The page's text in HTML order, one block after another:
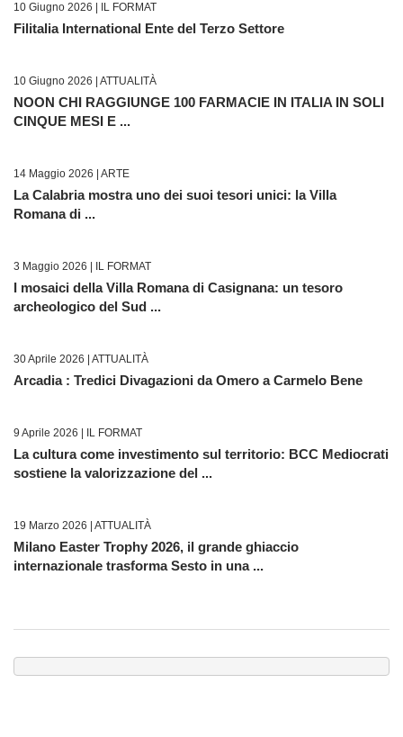
10 Giugno 2026 | IL FORMAT
Filitalia International Ente del Terzo Settore
10 Giugno 2026 | ATTUALITÀ
NOON CHI RAGGIUNGE 100 FARMACIE IN ITALIA IN SOLI
CINQUE MESI E ...
14 Maggio 2026 | ARTE
La Calabria mostra uno dei suoi tesori unici: la Villa
Romana di ...
3 Maggio 2026 | IL FORMAT
I mosaici della Villa Romana di Casignana: un tesoro
archeologico del Sud ...
30 Aprile 2026 | ATTUALITÀ
Arcadia : Tredici Divagazioni da Omero a Carmelo Bene
9 Aprile 2026 | IL FORMAT
La cultura come investimento sul territorio: BCC Mediocrati
sostiene la valorizzazione del ...
19 Marzo 2026 | ATTUALITÀ
Milano Easter Trophy 2026, il grande ghiaccio
internazionale trasforma Sesto in una ...